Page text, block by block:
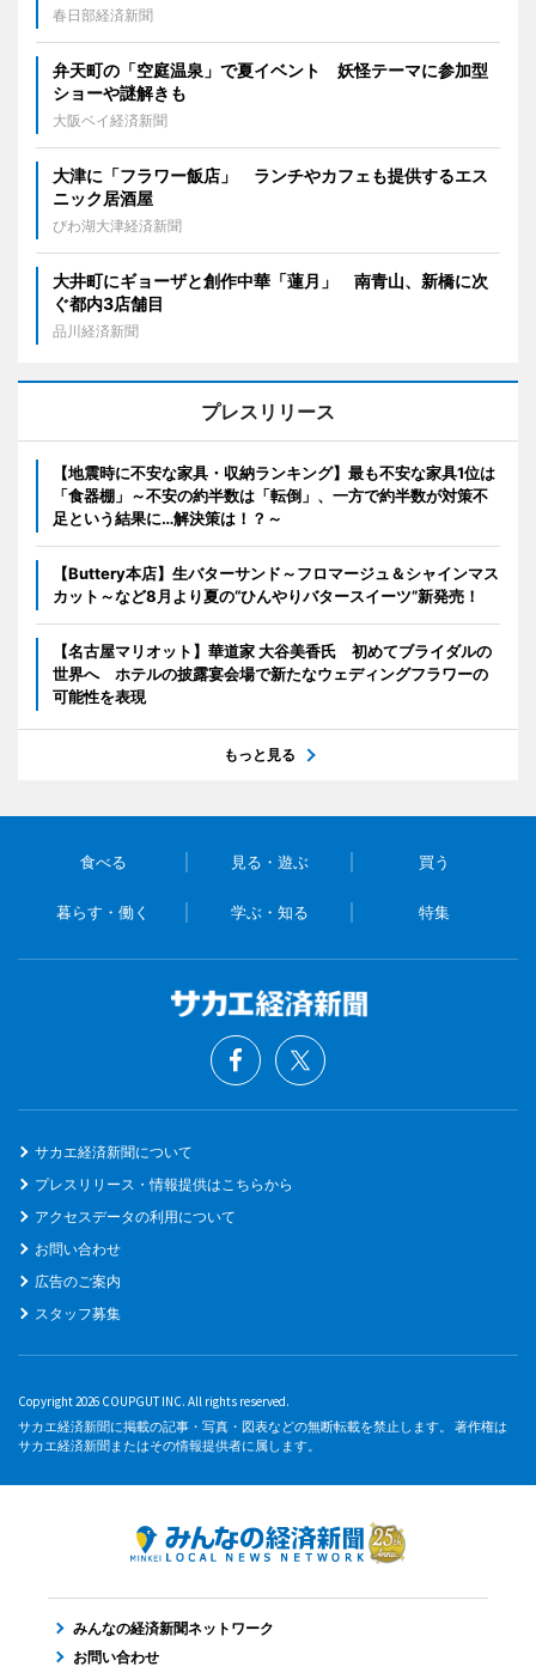
春日部経済新聞
弁天町の「空庭温泉」で夏イベント 妖怪テーマに参加型
ショーや謎解きも
大阪ベイ経済新聞
大津に「フラワー飯店」 ランチやカフェも提供するエス
ニック居酒屋
びわ湖大津経済新聞
大井町にギョーザと創作中華「蓮月」 南青山、新橋に次
ぐ都内3店舗目
品川経済新聞
プレスリリース
【地震時に不安な家具・収納ランキング】最も不安な家具1位は
「食器棚」～不安の約半数は「転倒」、一方で約半数が対策不
足という結果に…解決策は！？～
【Buttery本店】生バターサンド～フロマージュ＆シャインマス
カット～など8月より夏の“ひんやりバタースイーツ”新発売！
【名古屋マリオット】華道家 大谷美香氏 初めてブライダルの
世界へ ホテルの披露宴会場で新たなウェディングフラワーの
可能性を表現
もっと見る
食べる 見る・遊ぶ 買う
暮らす・働く 学ぶ・知る 特集
サカエ経済新聞について
プレスリリース・情報提供はこちらから
アクセスデータの利用について
お問い合わせ
広告のご案内
スタッフ募集
Copyright 2026 COUPGUT INC. All rights reserved.
サカエ経済新聞に掲載の記事・写真・図表などの無断転載を禁止します。 著作権は
サカエ経済新聞またはその情報提供者に属します。
みんなの経済新聞ネットワーク
お問い合わせ